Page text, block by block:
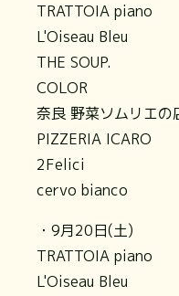
TRATTOIA piano
L'Oiseau Bleu
THE SOUP.
COLOR
奈良 野菜ソムリエの
PIZZERIA ICARO
2Felici
cervo bianco
・9月20日(土)
TRATTOIA piano
L'Oiseau Bleu